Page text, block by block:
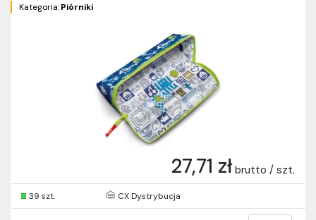
Kategoria:Piórniki
27,71 zł brutto / szt.
39 szt. CX Dystrybucja